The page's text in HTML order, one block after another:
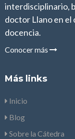
interdisciplinario,
doctor Llano en el
docencia.
Conocer más
Más links
Inicio
Blog
Sobre la Cátedra